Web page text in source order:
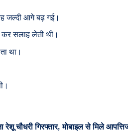
जल्दी आगे बढ़ गई।
कर सलाह लेती थी।
था।
चौधरी गिरफ्तार, मोबाइल से मिले